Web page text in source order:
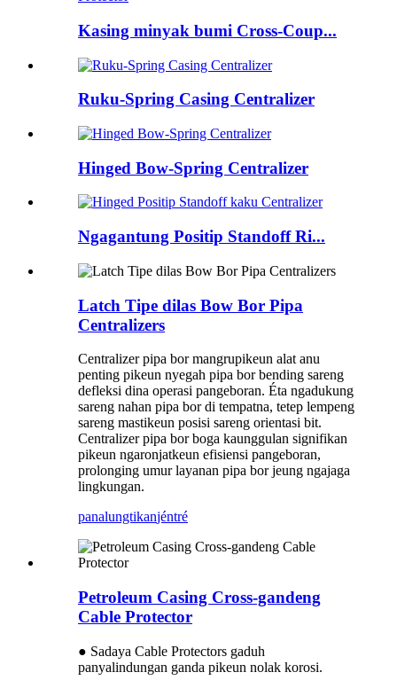
Kasing minyak bumi Cross-Coup...
Ruku-Spring Casing Centralizer
Hinged Bow-Spring Centralizer
Ngagantung Positip Standoff Ri...
Latch Tipe dilas Bow Bor Pipa
Centralizers
Centralizer pipa bor mangrupikeun alat anu
penting pikeun nyegah pipa bor bending sareng
defleksi dina operasi pangeboran. Éta ngadukung
sareng nahan pipa bor di tempatna, tetep lempeng
sareng mastikeun posisi sareng orientasi bit.
Centralizer pipa bor boga kaunggulan signifikan
pikeun ngaronjatkeun efisiensi pangeboran,
prolonging umur layanan pipa bor jeung ngajaga
lingkungan.
panalungtikanjéntré
Petroleum Casing Cross-gandeng
Cable Protector
● Sadaya Cable Protectors gaduh
panyalindungan ganda pikeun nolak korosi.